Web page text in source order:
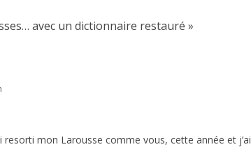
avec un dictionnaire restauré »
resorti mon Larousse comme vous, cette année et j’ai